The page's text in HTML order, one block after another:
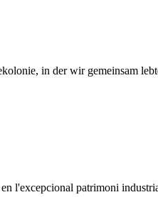
in der wir gemeinsam
l'excepcional patrimoni